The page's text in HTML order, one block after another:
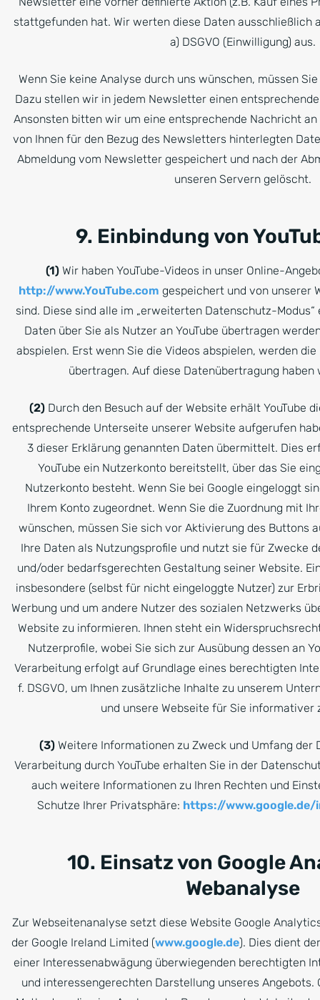
stattgefunden hat. Wir werten diese Daten ausschließlich
a) DSGVO (Einwilligung) aus.
Wenn Sie keine Analyse durch uns wünschen, müssen
Dazu stellen wir in jedem Newsletter einen
Ansonsten bitten wir um eine entsprechende Nachricht an
von Ihnen für den Bezug des Newsletters hinterlegten
Abmeldung vom Newsletter gespeichert und nach der
unseren Servern gelöscht.
9. Einbindung von
(1)Wir haben YouTube-Videos in unser Online-
http://www.YouTube.com gespeichert und von unserer
sind. Diese sind alle im „erweiterten Datenschutz-Modus“
Daten über Sie als Nutzer an YouTube übertragen
abspielen. Erst wenn Sie die Videos abspielen, werden
übertragen. Auf diese Datenübertragung haben
(2)Durch den Besuch auf der Website erhält YouTube
entsprechende Unterseite unserer Website aufgerufen
3 dieser Erklärung genannten Daten übermittelt. Dies
YouTube ein Nutzerkonto bereitstellt, über das Sie
Nutzerkonto besteht. Wenn Sie bei Google eingeloggt
Ihrem Konto zugeordnet. Wenn Sie die Zuordnung mit
wünschen, müssen Sie sich vor Aktivierung des Buttons
Ihre Daten als Nutzungsprofile und nutzt sie für Zwecke
und/oder bedarfsgerechten Gestaltung seiner Website.
insbesondere (selbst für nicht eingeloggte Nutzer) zur
Werbung und um andere Nutzer des sozialen Netzwerks
Website zu informieren. Ihnen steht ein
Nutzerprofile, wobei Sie sich zur Ausübung dessen an
Verarbeitung erfolgt auf Grundlage eines berechtigten
f. DSGVO, um Ihnen zusätzliche Inhalte zu unserem
und unsere Webseite für Sie informativer
(3) Weitere Informationen zu Zweck und Umfang der
Verarbeitung durch YouTube erhalten Sie in der
auch weitere Informationen zu Ihren Rechten und
Schutze Ihrer Privatsphäre: https://
10. Einsatz von Google
Webanalyse
Zur Webseitenanalyse setzt diese Website Google
der Google Ireland Limited (www.google.de). Dies dient
einer Interessenabwägung überwiegenden berechtigten
und interessengerechten Darstellung unseres